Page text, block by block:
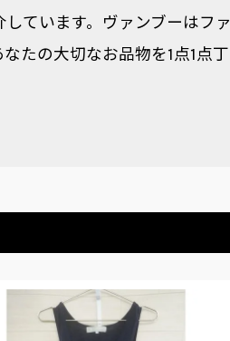
ています。ヴァンブーはファ
たの大切なお品物を1点1点丁